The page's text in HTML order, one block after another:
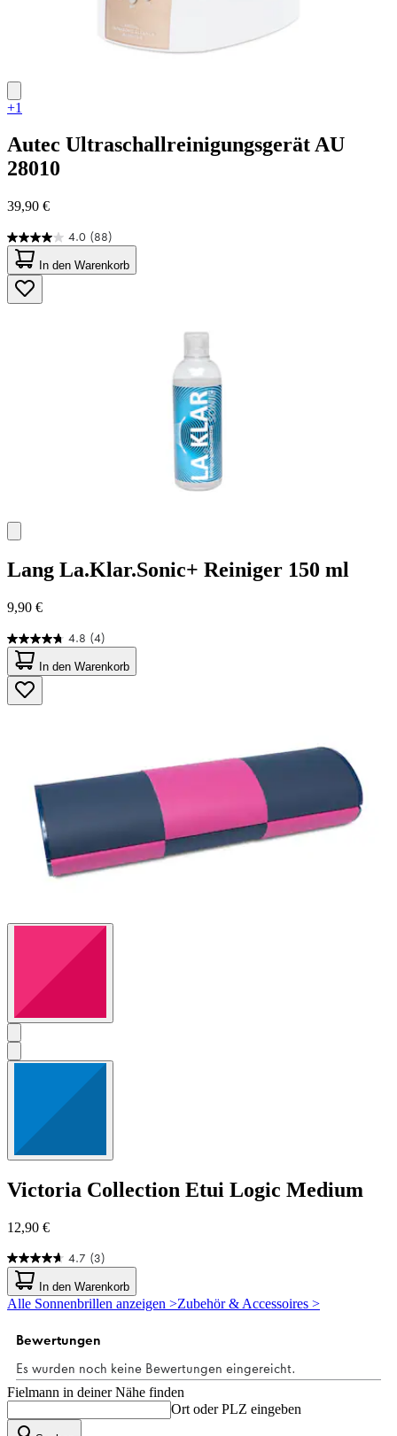
+1
Autec Ultraschallreinigungsgerät AU
28010
39,90 €
4.0 (88)
4.0
von
5
Sternen.
88
In den Warenkorb
Lang La.Klar.Sonic+ Reiniger 150 ml
9,90 €
4.8 (4)
4.8
von
5
Sternen.
4
In den Warenkorb
Victoria Collection Etui Logic Medium
12,90 €
4.7 (3)
4.7
von
5
Sternen.
Bewertungen
In den Warenkorb
Alle Sonnenbrillen anzeigen >Zubehör & Accessoires >
Fielmann in deiner Nähe finden
Ort oder PLZ eingeben